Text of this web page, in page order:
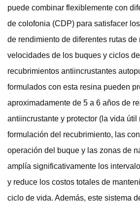
puede combinar flexiblemente con
de colofonia (CDP) para satisfacer
de rendimiento de diferentes rutas de
velocidades de los buques y ciclos
recubrimientos antiincrustantes
formulados con esta resina pueden
aproximadamente de 5 a 6 años de
antiincrustante y protector (la vida útil
formulación del recubrimiento, las
operación del buque y las zonas de
amplía significativamente los
y reduce los costos totales de
ciclo de vida. Además, este sistema